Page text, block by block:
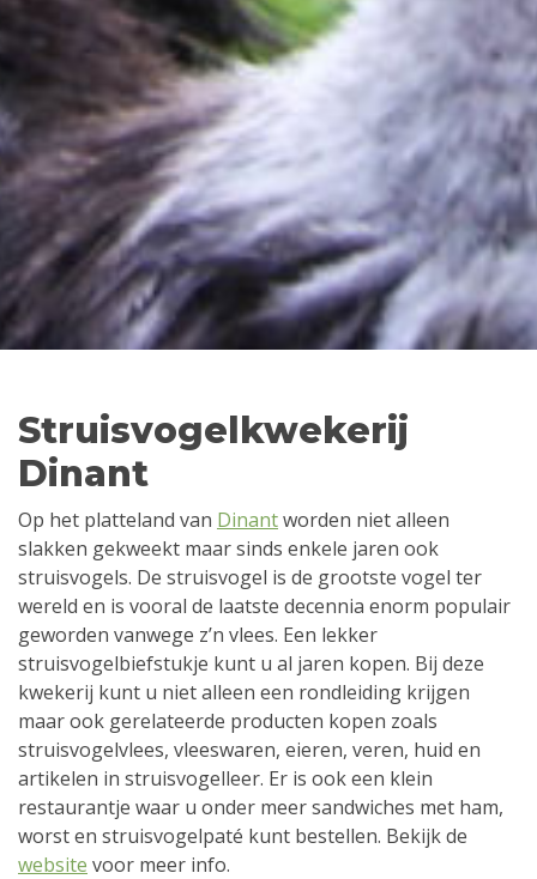
Struisvogelkwekerij
Dinant
Op het platteland van Dinantworden niet alleen
slakken gekweekt maar sinds enkele jaren ook
struisvogels. De struisvogel is de grootste vogel ter
wereld en is vooral de laatste decennia enorm populair
geworden vanwege z’n vlees. Een lekker
struisvogelbiefstukje kunt u al jaren kopen. Bij deze
kwekerij kunt u niet alleen een rondleiding krijgen
maar ook gerelateerde producten kopen zoals
struisvogelvlees, vleeswaren, eieren, veren, huid en
artikelen in struisvogelleer. Er is ook een klein
restaurantje waar u onder meer sandwiches met ham,
worst en struisvogelpaté kunt bestellen. Bekijk de
website voor meer info.